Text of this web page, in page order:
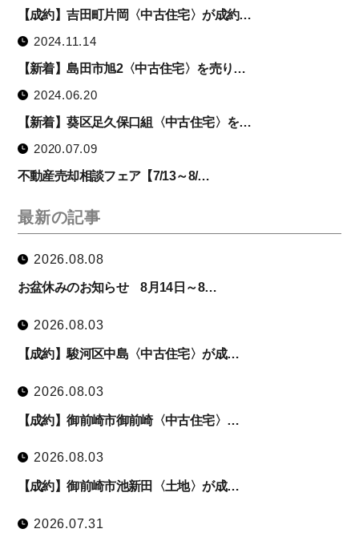
【成約】吉田町片岡〈中古住宅〉が成約…
2024.11.14
【新着】島田市旭2〈中古住宅〉を売り…
2024.06.20
【新着】葵区足久保口組〈中古住宅〉を…
2020.07.09
不動産売却相談フェア【7/13～8/…
最新の記事
2026.08.08
お盆休みのお知らせ 8月14日～8…
2026.08.03
【成約】駿河区中島〈中古住宅〉が成…
2026.08.03
【成約】御前崎市御前崎〈中古住宅〉…
2026.08.03
【成約】御前崎市池新田〈土地〉が成…
2026.07.31